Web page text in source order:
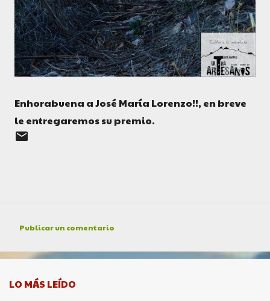
Enhorabuena a José María Lorenzo!!, en breve
le entregaremos su premio.
o
m
n
Publicar un comentario
LO MÁS LEÍDO